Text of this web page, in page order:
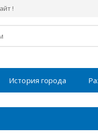
!
История города